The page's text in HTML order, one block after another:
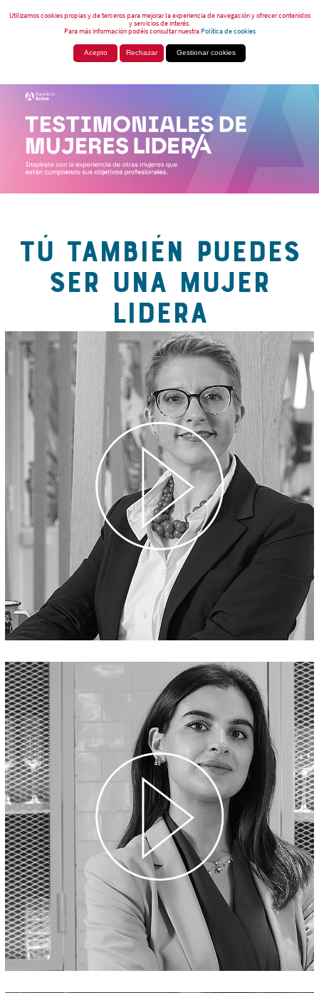
Utilizamos cookies propias y de terceros para mejorar la experiencia de navegación y ofrecer contenidos
y servicios de interés.
Para más información podéis consultar nuestraPolítica de cookies
Acepto Rechazar Gestionar cookies
TÚ TAMBIÉN PUEDES
SER UNA MUJER
LIDERA